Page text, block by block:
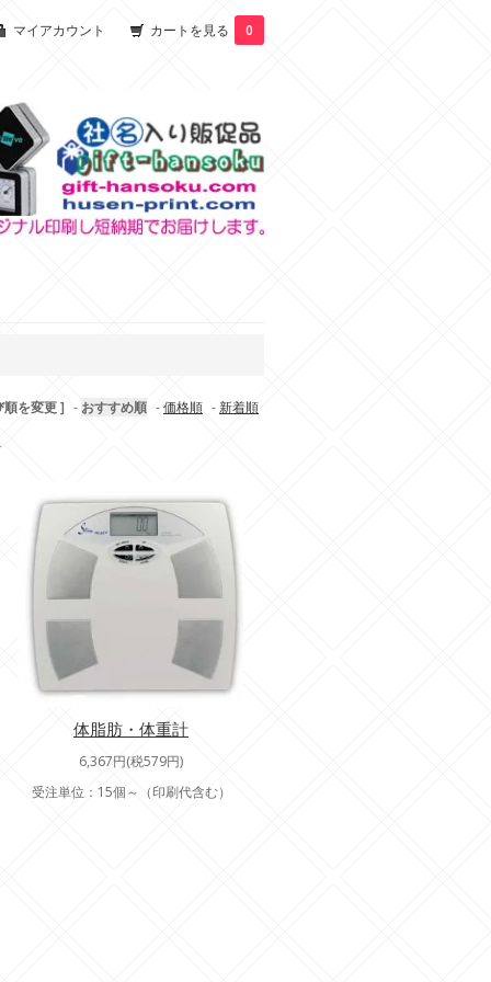
マイアカウント カートを見る 0
順を変更 ] - おすすめ順 -価格順 -新着順
体脂肪・体重計
6,367円(税579円)
受注単位：15個～（印刷代含む）